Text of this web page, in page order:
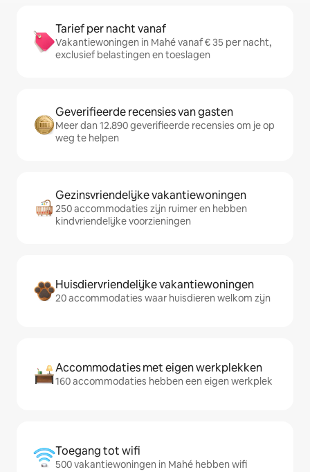
Tarief per nacht vanaf
Vakantiewoningen in Mahé vanaf € 35 per nacht,
exclusief belastingen en toeslagen
Geverifieerde recensies van gasten
Meer dan 12.890 geverifieerde recensies om je op
weg te helpen
Gezinsvriendelijke vakantiewoningen
250 accommodaties zijn ruimer en hebben
kindvriendelijke voorzieningen
Huisdiervriendelijke vakantiewoningen
20 accommodaties waar huisdieren welkom zijn
Accommodaties met eigen werkplekken
160 accommodaties hebben een eigen werkplek
Toegang tot wifi
500 vakantiewoningen in Mahé hebben wifi